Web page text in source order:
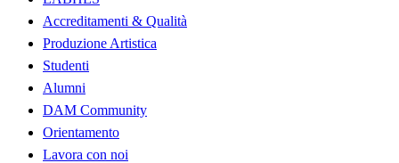
Accreditamenti & Qualità
Produzione Artistica
Studenti
Alumni
DAM Community
Orientamento
Lavora con noi